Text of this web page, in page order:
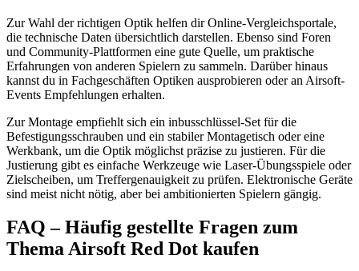
Zur Wahl der richtigen Optik helfen dir Online-Vergleichsportale,
die technische Daten übersichtlich darstellen. Ebenso sind Foren
und Community-Plattformen eine gute Quelle, um praktische
Erfahrungen von anderen Spielern zu sammeln. Darüber hinaus
kannst du in Fachgeschäften Optiken ausprobieren oder an Airsoft-
Events Empfehlungen erhalten.
Zur Montage empfiehlt sich ein inbusschlüssel-Set für die
Befestigungsschrauben und ein stabiler Montagetisch oder eine
Werkbank, um die Optik möglichst präzise zu justieren. Für die
Justierung gibt es einfache Werkzeuge wie Laser-Übungsspiele oder
Zielscheiben, um Treffergenauigkeit zu prüfen. Elektronische Geräte
sind meist nicht nötig, aber bei ambitionierten Spielern gängig.
FAQ – Häufig gestellte Fragen zum
Thema Airsoft Red Dot kaufen